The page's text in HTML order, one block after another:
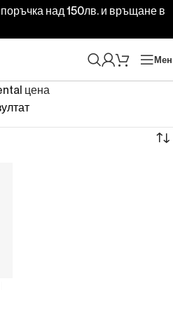
над 150лв. и връщане в
цена